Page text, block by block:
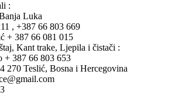
:
Luka
, +387 66 803 669
+ 387 66 081 015
Kant trake, Ljepila i čistači :
+ 387 66 803 653
270 Teslić, Bosna i Hercegovina